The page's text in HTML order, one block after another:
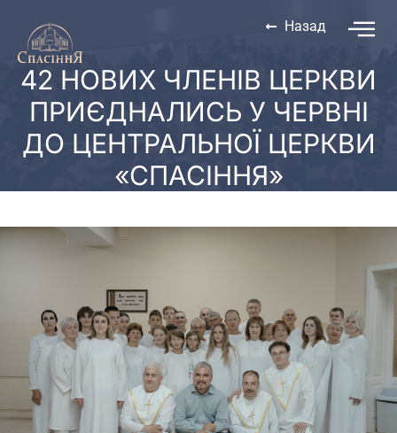
Назад
42 НОВИХ ЧЛЕНІВ ЦЕРКВИ
ПРИЄДНАЛИСЬ У ЧЕРВНІ
ДО ЦЕНТРАЛЬНОЇ ЦЕРКВИ
«СПАСІННЯ»